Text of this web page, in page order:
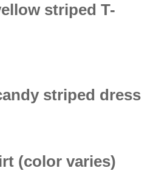
striped T-
striped dress
(color varies)